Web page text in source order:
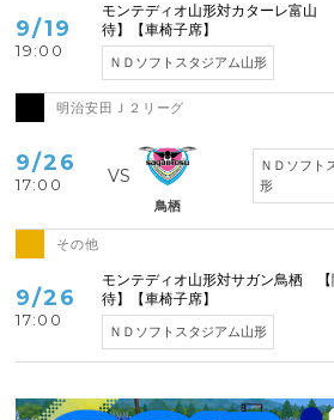
9/19
19:00
モンテディオ山形対カターレ富山
待】【車椅子席】
ＮＤソフトスタジアム山形
明治安田Ｊ２リーグ
9/26
17:00
鳥栖
ＮＤソフト
形
その他
9/26
17:00
モンテディオ山形対サガン鳥栖 【
待】【車椅子席】
ＮＤソフトスタジアム山形